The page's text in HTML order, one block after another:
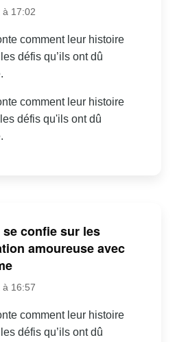
à 17:02
comment leur histoire
défis qu’ils ont dû
comment leur histoire
défis qu'ils ont dû
confie sur les
amoureuse avec
à 16:57
comment leur histoire
défis qu’ils ont dû